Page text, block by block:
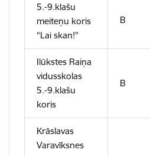
5.-9.klašu
meiteņu koris
“Lai skan!”
B
Ilūkstes Raiņa
vidusskolas
5.-9.klašu
koris
B
Krāslavas
Varavīksnes